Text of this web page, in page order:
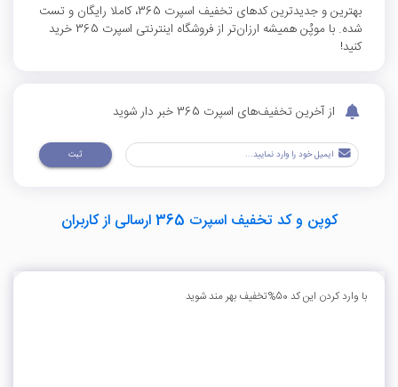
بهترین و جدیدترین کدهای تخفیف اسپرت 365، کاملا رایگان و تست
شده. با موپُن همیشه ارزان‌تر از فروشگاه اینترنتی اسپرت 365 خرید
کنید!
از آخرین تخفیف‌های اسپرت 365 خبر دار شوید
ثبت
کوپن و کد تخفیف اسپرت 365 ارسالی از کاربران
با وارد کردن این کد 50%تخفیف بهر مند شوید